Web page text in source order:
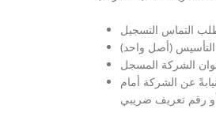
التماس التسجيل
(أصل واحد)
الشركة المسجل
عن الشركة أمام